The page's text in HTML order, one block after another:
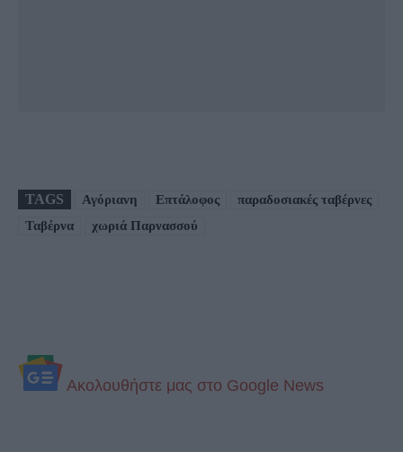
TAGS Αγόριανη Επτάλοφος
παραδοσιακές ταβέρνες
Ταβέρνα
χωριά Παρνασσού
Aκολουθήστε μας στo Google News